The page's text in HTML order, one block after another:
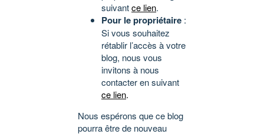
suivantce lien.
Pour le propriétaire :
Si vous souhaitez
rétablir l’accès à votre
blog, nous vous
invitons à nous
contacter en suivant
ce lien.
Nous espérons que ce blog
pourra être de nouveau